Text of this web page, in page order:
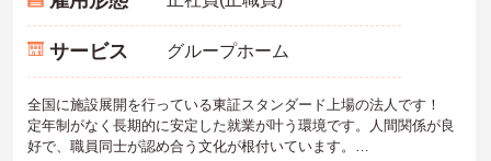
サービス グループホーム
全国に施設展開を行っている東証スタンダード上場の法人です！
定年制がなく長期的に安定した就業が叶う環境です。人間関係が良
好で、職員同士が認め合う文化が根付いています。